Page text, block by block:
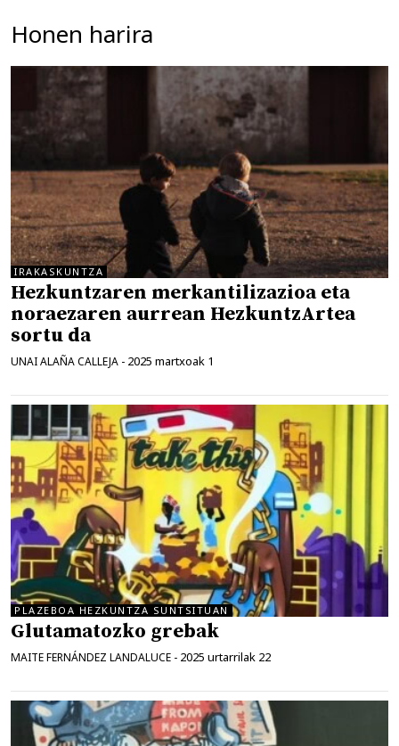
Honen harira
IRAKASKUNTZA
Hezkuntzaren merkantilizazioa eta
noraezaren aurrean HezkuntzArtea
sortu da
UNAI ALAÑA CALLEJA - 2025 martxoak 1
PLAZEBOA HEZKUNTZA SUNTSITUAN
Glutamatozko grebak
MAITE FERNÁNDEZ LANDALUCE - 2025 urtarrilak 22